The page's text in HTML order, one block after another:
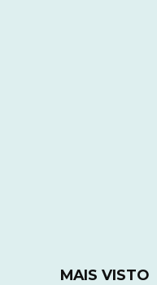
MAIS VISTO